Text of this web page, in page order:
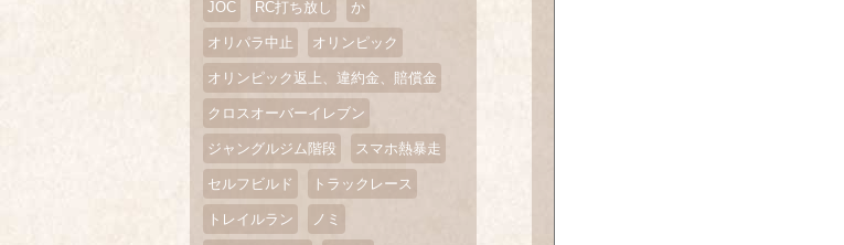
JOC RC打ち放し か
オリパラ中止 オリンピック
オリンピック返上、違約金、賠償金
クロスオーバーイレブン
ジャングルジム階段 スマホ熱暴走
セルフビルド トラックレース
トレイルラン ノミ